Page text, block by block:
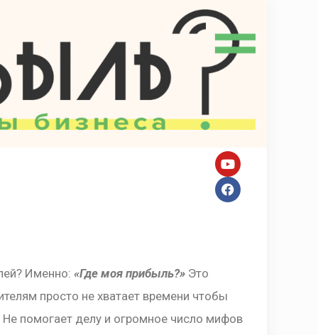
Именно: «Где моя прибыль?»Это
просто не хватает времени чтобы
помогает делу и огромное число мифов